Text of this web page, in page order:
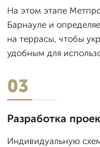
На этом этапе
Барнауле и
на террасы, чтобы
удобным для
03
Разработка
Индивидуальную